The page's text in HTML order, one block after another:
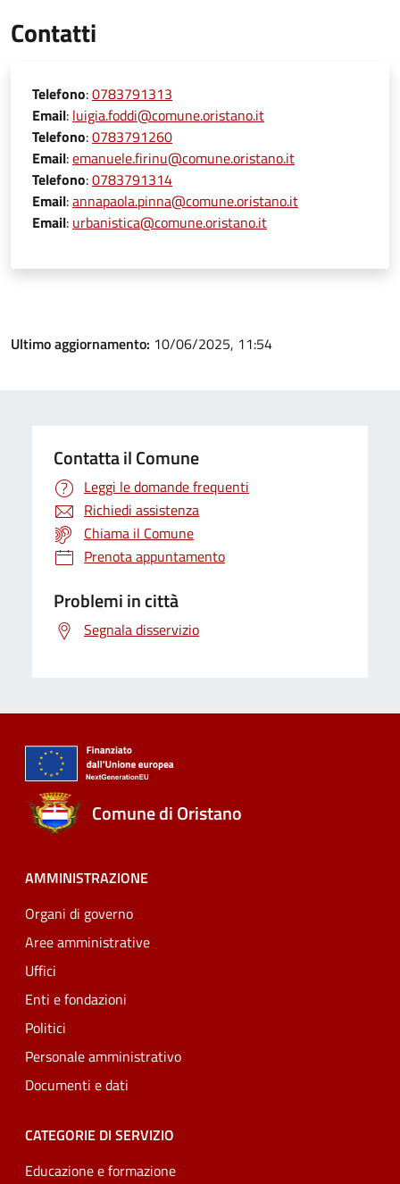
Contatti
Telefono:0783791313
Email: luigia.foddi@comune.oristano.it
Telefono:0783791260
Email:emanuele.firinu@comune.oristano.it
Telefono:0783791314
Email:annapaola.pinna@comune.oristano.it
Email: urbanistica@comune.oristano.it
Ultimo aggiornamento: 10/06/2025, 11:54
Contatta il Comune
Leggi le domande frequenti
Richiedi assistenza
Chiama il Comune
Prenota appuntamento
Problemi in città
Segnala disservizio
Comune di Oristano
AMMINISTRAZIONE
Organi di governo
Aree amministrative
Uffici
Enti e fondazioni
Politici
Personale amministrativo
Documenti e dati
CATEGORIE DI SERVIZIO
Educazione e formazione